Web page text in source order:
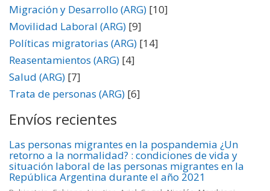
Migración y Desarrollo (ARG) [10]
Movilidad Laboral (ARG) [9]
Políticas migratorias (ARG) [14]
Reasentamientos (ARG) [4]
Salud (ARG) [7]
Trata de personas (ARG) [6]
Envíos recientes
Las personas migrantes en la pospandemia ¿Un
retorno a la normalidad? : condiciones de vida y
situación laboral de las personas migrantes en la
República Argentina durante el año 2021